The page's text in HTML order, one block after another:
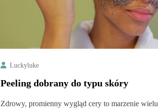
Luckyluke
Peeling dobrany do typu skóry
Zdrowy, promienny wygląd cery to marzenie wielu